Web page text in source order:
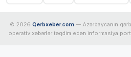
© 2026 Qerbxeber.com — Azərbaycanın
operativ xəbərlər təqdim edən informasiya